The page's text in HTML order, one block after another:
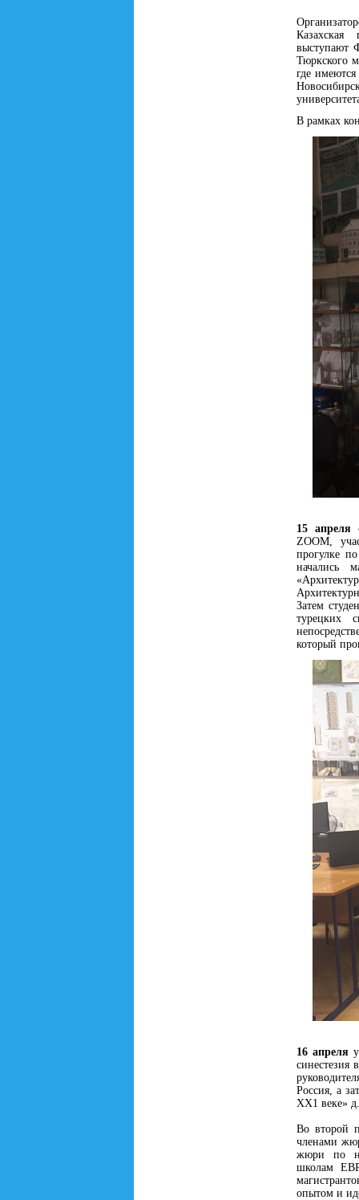
Казахская
выступают
Тюркского
где
В рамках
15 апреля
ZOOM,
прогулке
начались
Затем
турецких
который
16 апреля
синестезия
Россия, а
ХХ1 веке»
Во второй
членами
жюри по
школам
опытом и